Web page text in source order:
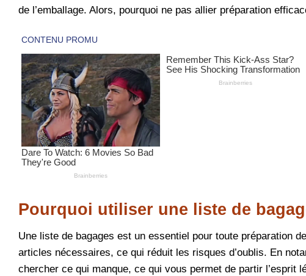
de l’emballage. Alors, pourquoi ne pas allier préparation
Pourquoi utiliser une liste de
Une liste de bagages est un essentiel pour toute préparation
articles nécessaires, ce qui réduit les risques d’oublis. En
chercher ce qui manque, ce qui vous permet de partir l’esprit